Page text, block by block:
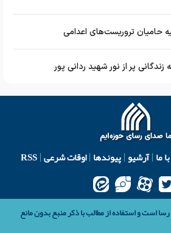
حامیان تروریست‌های اعدامی
پر از نور شهید ردانی پور
ما آرشیو پیوندها اوقات شرعی RSS
است و استفاده از مطالب با ذکر منبع بدون مانع